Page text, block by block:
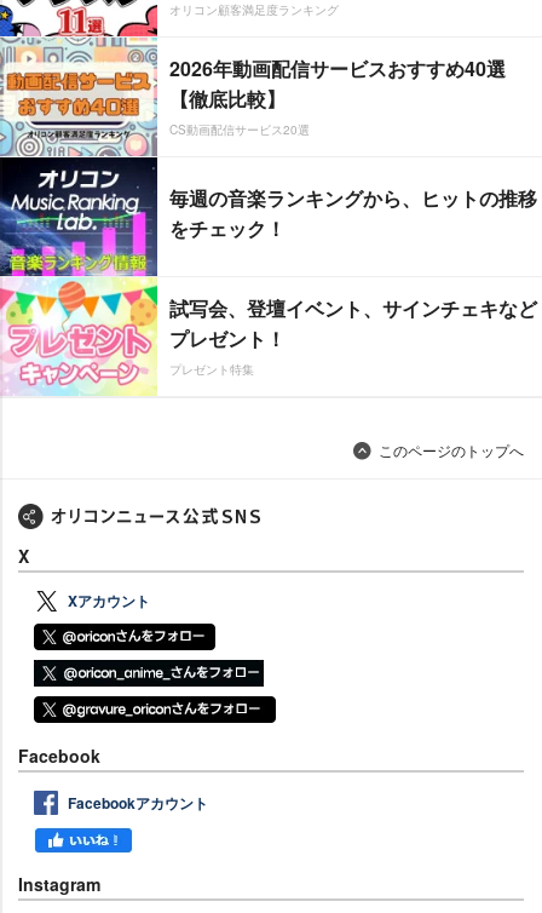
オリコン顧客満足度ランキング
2026年動画配信サービスおすすめ40選
【徹底比較】
CS動画配信サービス20選
毎週の音楽ランキングから、ヒットの推移
をチェック！
試写会、登壇イベント、サインチェキなど
プレゼント！
プレゼント特集
このページのトップへ
X
Xアカウント
Facebook
Facebookアカウント
Instagram